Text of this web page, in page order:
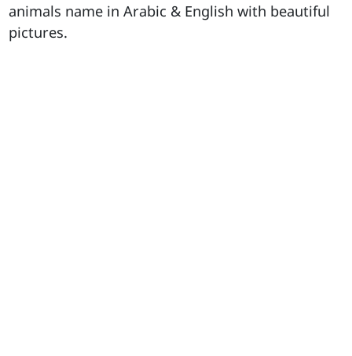
animals name in Arabic & English with beautiful
pictures.